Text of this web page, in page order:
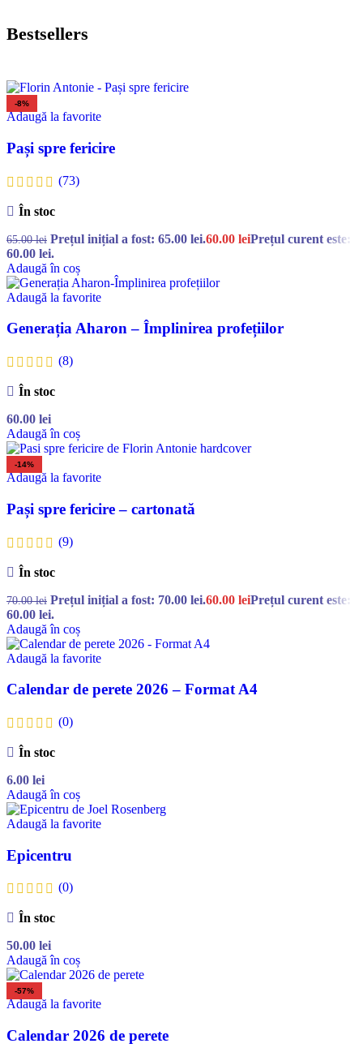
Bestsellers
-8%
Adaugă la favorite
Pași spre fericire
(73)
În stoc
65.00lei Prețul inițial a fost: 65.00 lei.60.00 leiPrețul curent este:
60.00 lei.
Adaugă în coș
Adaugă la favorite
Generația Aharon – Împlinirea profețiilor
(8)
În stoc
60.00 lei
Adaugă în coș
-14%
Adaugă la favorite
Pași spre fericire – cartonată
(9)
În stoc
70.00lei Prețul inițial a fost: 70.00 lei.60.00 leiPrețul curent este:
60.00 lei.
Adaugă în coș
Adaugă la favorite
Calendar de perete 2026 – Format A4
(0)
În stoc
6.00 lei
Adaugă în coș
Adaugă la favorite
Epicentru
(0)
În stoc
50.00 lei
Adaugă în coș
-57%
Adaugă la favorite
Calendar 2026 de perete